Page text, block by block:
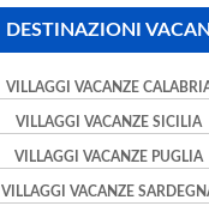
DESTINAZIONI
VILLAGGI VACANZE
VILLAGGI VACANZE SICILIA
VILLAGGI VACANZE PUGLIA
VILLAGGI VACANZE